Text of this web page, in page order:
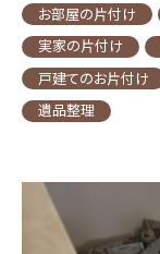
お部屋の片付け
実家の片付け
戸建てのお片付け
遺品整理